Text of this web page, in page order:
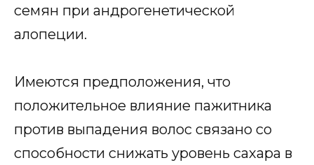
семян при андрогенетической
алопеции.
Имеются предположения, что
положительное влияние пажитника
против выпадения волос связано со
способности снижать уровень сахара в